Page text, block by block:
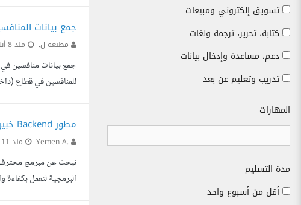
تسويق إلكتروني ومبيعات
كتابة، تحرير، ترجمة ولغات
دعم، مساعدة وإدخال بيانات
تدريب وتعليم عن بعد
المهارات
مدة التسليم
أقل من أسبوع واحد
جمع بيانات
مطبعة ل. منذ 8 أيام
للمنافسين في قطاع
مطور Backend خبير في n8n وأنظمة الأتمتة والـ APIs
Yemen A. منذ 11 يوما